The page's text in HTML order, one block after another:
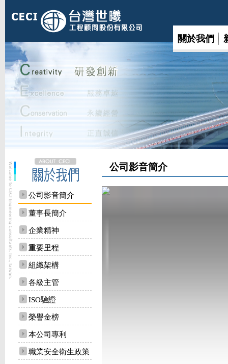
關於我們
公司影音簡介
公司影音簡介
董事長簡介
企業精神
重要里程
組織架構
各級主管
ISO驗證
榮譽金榜
本公司專利
職業安全衛生政策